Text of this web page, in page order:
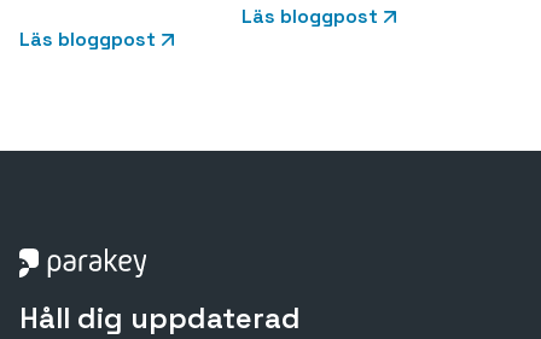
Läs bloggpost
Läs bloggpost
Håll dig uppdaterad